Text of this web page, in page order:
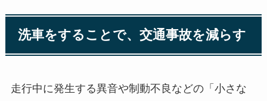
洗車をすることで、交通事故を減らす
走行中に発生する異音や制動不良などの「小さな